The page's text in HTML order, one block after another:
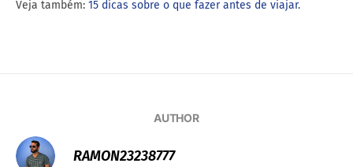
Veja também: 15 dicas sobre o que fazer antes de viajar.
AUTHOR
RAMON23238777